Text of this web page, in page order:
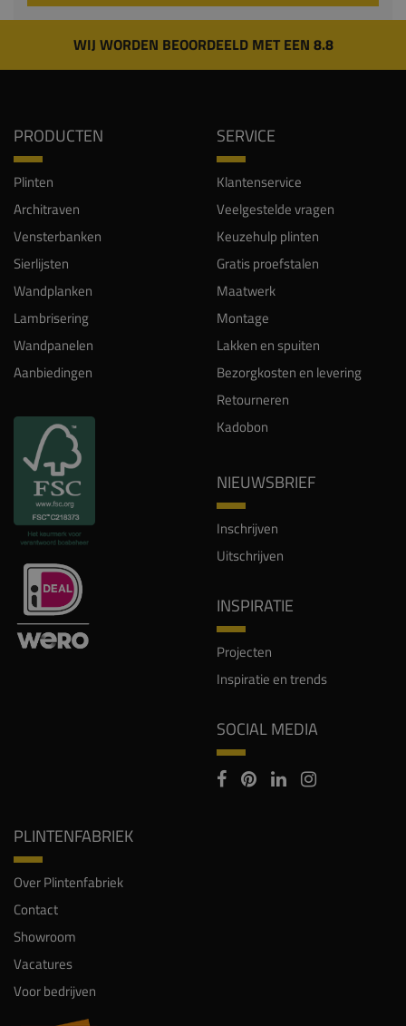
WIJ WORDEN BEOORDEELD MET EEN 8.8
PRODUCTEN
Plinten
Architraven
Vensterbanken
Sierlijsten
Wandplanken
Lambrisering
Wandpanelen
Aanbiedingen
SERVICE
Klantenservice
Veelgestelde vragen
Keuzehulp plinten
Gratis proefstalen
Maatwerk
Montage
Lakken en spuiten
Bezorgkosten en levering
Retourneren
Kadobon
NIEUWSBRIEF
Inschrijven
Uitschrijven
INSPIRATIE
Projecten
Inspiratie en trends
SOCIAL MEDIA
PLINTENFABRIEK
Over Plintenfabriek
Contact
Showroom
Vacatures
Voor bedrijven